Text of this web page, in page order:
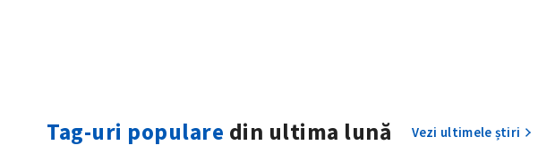
Tag-uri populare din ultima lună Vezi ultimele știri